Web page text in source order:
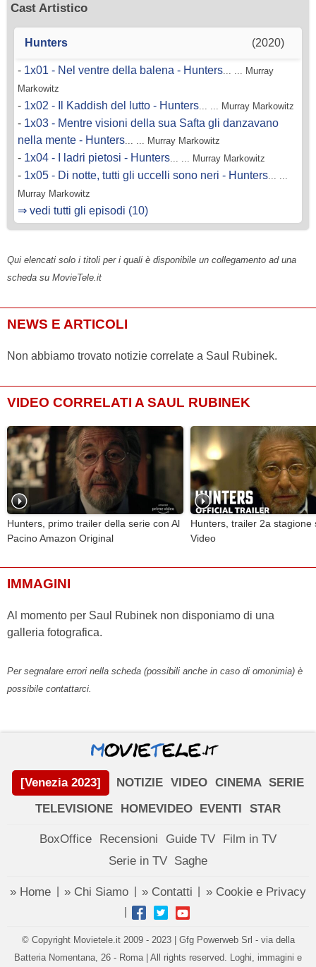
Cast Artistico
Hunters (2020)
- 1x01 - Nel ventre della balena - Hunters ... ... Murray
Markowitz
- 1x02 - Il Kaddish del lutto - Hunters ... ... Murray Markowitz
- 1x03 - Mentre visioni della sua Safta gli danzavano
nella mente - Hunters ... ... Murray Markowitz
- 1x04 - I ladri pietosi - Hunters ... ... Murray Markowitz
- 1x05 - Di notte, tutti gli uccelli sono neri - Hunters
Murray Markowitz
⇒ vedi tutti gli episodi (10)
Qui elencati solo i titoli per i quali è disponibile un collegamento ad una
scheda su MovieTele.it
NEWS E ARTICOLI
Non abbiamo trovato notizie correlate a Saul Rubinek.
VIDEO CORRELATI A SAUL RUBINEK
Hunters, primo trailer della serie con Al
Pacino Amazon Original
Hunters, trailer 2a stagione
Video
IMMAGINI
Al momento per Saul Rubinek non disponiamo di una
galleria fotografica.
Per segnalare errori nella scheda (possibili anche in caso di omonimia) è
possibile contattarci.
[Venezia 2023] NOTIZIE VIDEO CINEMA SERIE
TELEVISIONE
HOMEVIDEO EVENTI STAR
BoxOffice Recensioni Guide TV
Film in TV
Serie in TV Saghe
» Home » Chi Siamo » Contatti » Cookie e Privacy
© Copyright Movietele.it 2009 - 2023 | Gfg Powerweb Srl - via della
Batteria Nomentana, 26 - Roma | All rights reserved. Loghi, immagini e